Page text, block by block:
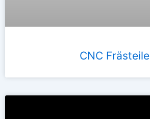
CNC Frästeile